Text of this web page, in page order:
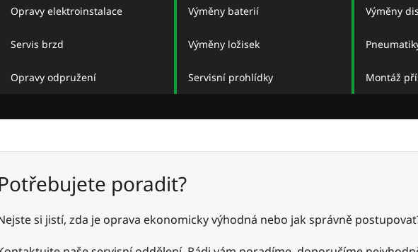
Opravy elektroinstalace Výměny baterií Výměny
Servis brzd Výměny ložisek
Opravy odpružení Servisní prohlídky Montáž
poradit?
si jistí, zda je oprava ekonomicky výhodná nebo jak správně